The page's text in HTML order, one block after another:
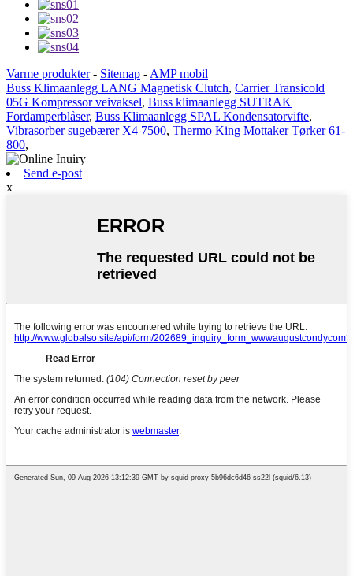
Varme produkter- Sitemap - AMP mobil
Buss Klimaanlegg LANG Magnetisk Clutch, Carrier Transicold
05G Kompressor veivaksel, Buss klimaanlegg SUTRAK
Fordamperblåser, Buss Klimaanlegg SPAL Kondensatorvifte,
Vibrasorber sugebærer X4 7500, Thermo King Mottaker Tørker 61-
800,
Send e-post
x